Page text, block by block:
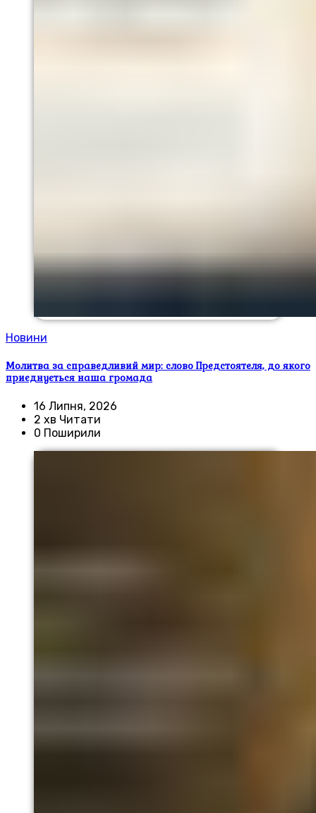
Новини
Молитва за справедливий мир: слово Предстоятеля, до якого
приєднується наша громада
16 Липня, 2026
2 хв Читати
0 Поширили